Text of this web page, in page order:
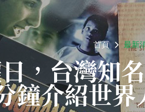
首頁 最新
，台灣知
鐘介紹世